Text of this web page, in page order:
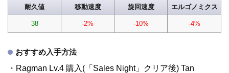
耐久値 移動速度 旋回速度 エルゴノミクス
38 -2% -10% -4%
おすすめ入手方法
・Ragman Lv.4 購入(「Sales Night」クリア後) Tan